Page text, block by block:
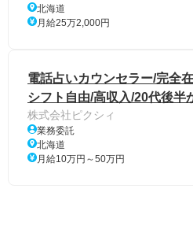
北海道
月給25万2,000円
電話占いカウンセラー/完全
シフト自由/高収入/20代後半
株式会社ピクシィ
業務委託
北海道
月給10万円～50万円